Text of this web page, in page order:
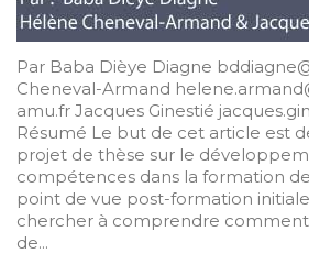
Par Baba Dièye Diagne
Cheneval-Armand
amu.fr Jacques Ginestié
Résumé Le but de cet article est
projet de thèse sur le
compétences dans la formation
point de vue post-formation
chercher à comprendre comment
de...